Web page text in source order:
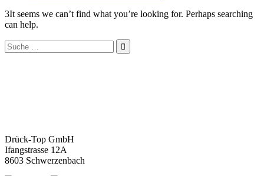
3It seems we can’t find what you’re looking for. Perhaps searching
can help.
Drück-Top GmbH
Ifangstrasse 12A
8603 Schwerzenbach